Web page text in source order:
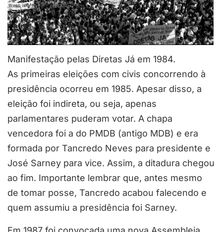
Manifestação pelas Diretas Já em 1984.
As primeiras eleições com civis concorrendo à
presidência ocorreu em 1985. Apesar disso, a
eleição foi indireta, ou seja, apenas
parlamentares puderam votar. A chapa
vencedora foi a do PMDB (antigo MDB) e era
formada por Tancredo Neves para presidente e
José Sarney para vice. Assim, a ditadura chegou
ao fim. Importante lembrar que, antes mesmo
de tomar posse, Tancredo acabou falecendo e
quem assumiu a presidência foi Sarney.